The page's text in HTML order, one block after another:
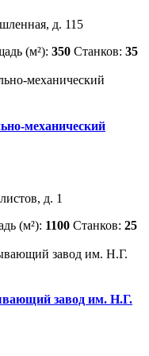
д. 115
(м²): 350 Станков: 35
механический
д. 1
(м²): 1100 Станков: 25
завод им. Н.Г.